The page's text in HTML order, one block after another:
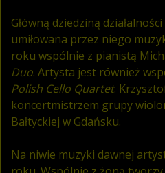
Główną dziedziną
umiłowana przez niego
roku wspólnie z pianistą
Duo. Artysta jest również
Polish Cello Quartet.
koncertmistrzem grupy
Bałtyckiej w Gdańsku.
Na niwie muzyki dawnej